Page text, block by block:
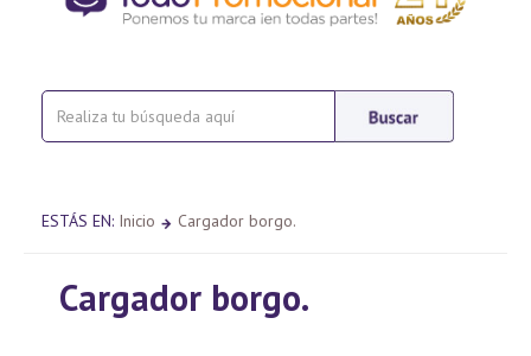
ESTÁS EN: Inicio Cargador borgo.
Cargador borgo.